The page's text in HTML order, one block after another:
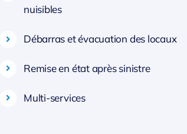
nuisibles
Débarras et évacuation des locaux
Remise en état après sinistre
Multi-services